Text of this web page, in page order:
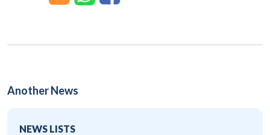
Another News
NEWS LISTS